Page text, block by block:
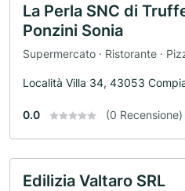
La Perla SNC di
Ponzini Sonia
Supermercato · Ristorante ·
Località Villa 34, 43053
0.0 (0 Recensione)
Edilizia Valtaro SRL